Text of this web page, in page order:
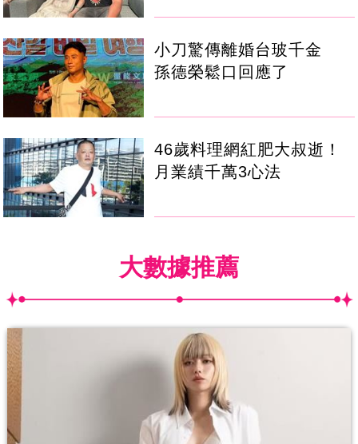
小刀驚傳離婚台玻千金
孫德榮鬆口回應了
46歲料理網紅肥大叔逝！
月業績千萬3心法
大數據推薦